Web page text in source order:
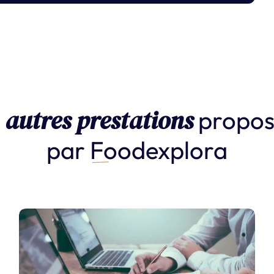
autres prestations
par Foodexplora